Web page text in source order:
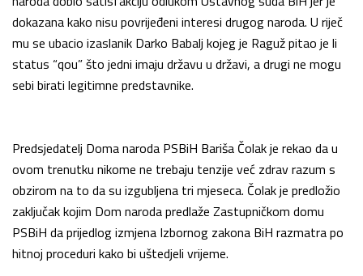
dokazana kako nisu povrijeđeni interesi drugog naroda. U riječ
mu se ubacio izaslanik Darko Babalj kojeg je Raguž pitao je li
status “qou” što jedni imaju državu u državi, a drugi ne mogu
sebi birati legitimne predstavnike.
Predsjedatelj Doma naroda PSBiH Bariša Čolak je rekao da u
ovom trenutku nikome ne trebaju tenzije već zdrav razum s
obzirom na to da su izgubljena tri mjeseca. Čolak je predložio
zaključak kojim Dom naroda predlaže Zastupničkom domu
PSBiH da prijedlog izmjena Izbornog zakona BiH razmatra po
hitnoj proceduri kako bi uštedjeli vrijeme.